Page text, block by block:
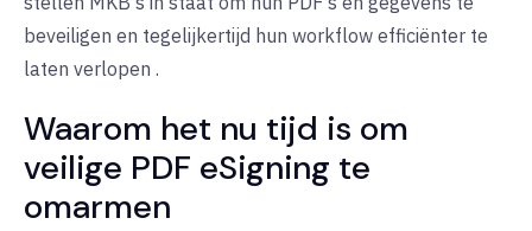
beveiligen en tegelijkertijd hun workflow efficiënter te
laten verlopen .
Waarom het nu tijd is om
veilige PDF eSigning te
omarmen